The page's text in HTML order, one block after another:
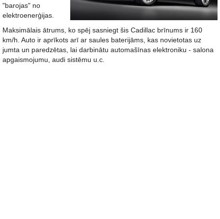
"barojas" no
elektroenerģijas.
Maksimālais ātrums, ko spēj sasniegt šis Cadillac brīnums ir 160
km/h. Auto ir aprīkots arī ar saules baterijāms, kas novietotas uz
jumta un paredzētas, lai darbinātu automašīnas elektroniku - salona
apgaismojumu, audi sistēmu u.c.